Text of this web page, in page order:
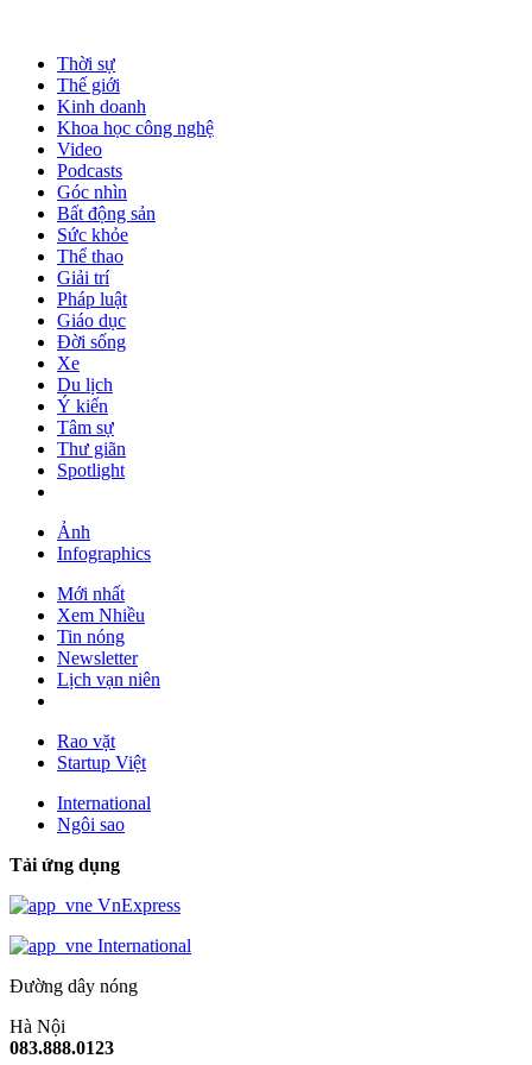
Thời sự
Thế giới
Kinh doanh
Khoa học công nghệ
Video
Podcasts
Góc nhìn
Bất động sản
Sức khỏe
Thể thao
Giải trí
Pháp luật
Giáo dục
Đời sống
Xe
Du lịch
Ý kiến
Tâm sự
Thư giãn
Spotlight
Ảnh
Infographics
Mới nhất
Xem Nhiều
Tin nóng
Newsletter
Lịch vạn niên
Rao vặt
Startup Việt
International
Ngôi sao
Tải ứng dụng
VnExpress
International
Đường dây nóng
Hà Nội
083.888.0123